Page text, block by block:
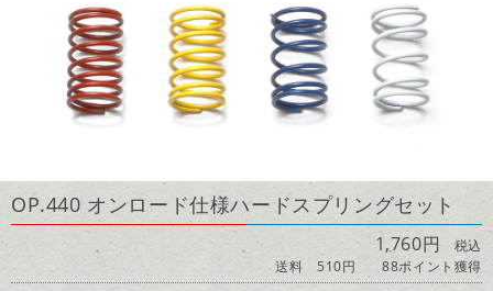
OP.440 オンロード仕様ハードスプリングセット
1,760円 税込
送料 510円
88ポイント獲得